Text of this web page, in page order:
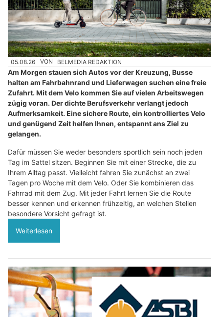
05.08.26 VON BELMEDIA REDAKTION
Am Morgen stauen sich Autos vor der Kreuzung, Busse
halten am Fahrbahnrand und Lieferwagen suchen eine freie
Zufahrt. Mit dem Velo kommen Sie auf vielen Arbeitswegen
zügig voran. Der dichte Berufsverkehr verlangt jedoch
Aufmerksamkeit. Eine sichere Route, ein kontrolliertes Velo
und genügend Zeit helfen Ihnen, entspannt ans Ziel zu
gelangen.
Dafür müssen Sie weder besonders sportlich sein noch jeden
Tag im Sattel sitzen. Beginnen Sie mit einer Strecke, die zu
Ihrem Alltag passt. Vielleicht fahren Sie zunächst an zwei
Tagen pro Woche mit dem Velo. Oder Sie kombinieren das
Fahrrad mit dem Zug. Mit jeder Fahrt lernen Sie die Route
besser kennen und erkennen frühzeitig, an welchen Stellen
besondere Vorsicht gefragt ist.
Weiterlesen